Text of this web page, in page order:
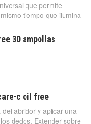
que permite
tiempo que ilumina
30 ampollas
c oil free
abridor y aplicar una
dedos. Extender sobre